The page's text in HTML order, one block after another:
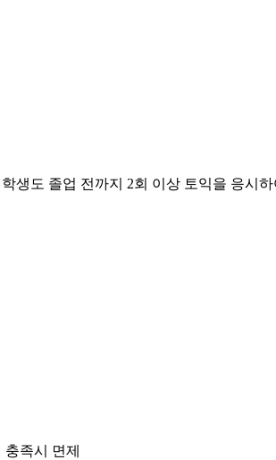
생도 졸업 전까지 2회 이상 토익을 응시하
족시 면제